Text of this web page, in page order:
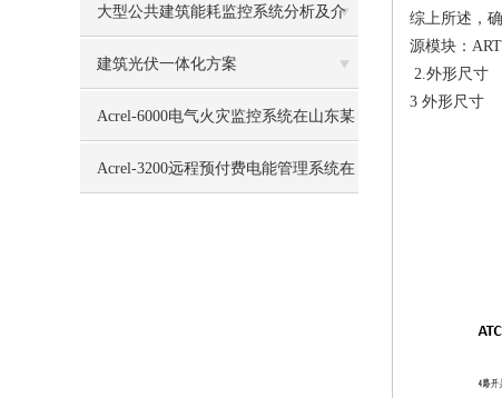
用
大型公共建筑能耗监控系统分析及介
绍
建筑光伏一体化方案
Acrel-6000电气火灾监控系统在山东某
学生食堂的应用
Acrel-3200远程预付费电能管理系统在
综上所述，
源模块：
2.外形尺寸
3 外形尺寸